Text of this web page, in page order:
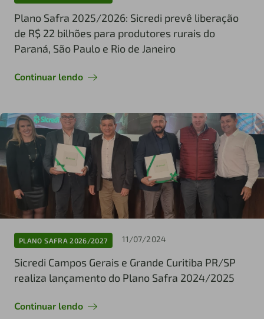
Plano Safra 2025/2026: Sicredi prevê liberação
de R$ 22 bilhões para produtores rurais do
Paraná, São Paulo e Rio de Janeiro
Continuar lendo
PLANO SAFRA 2026/2027 11/07/2024
Sicredi Campos Gerais e Grande Curitiba PR/SP
realiza lançamento do Plano Safra 2024/2025
Continuar lendo